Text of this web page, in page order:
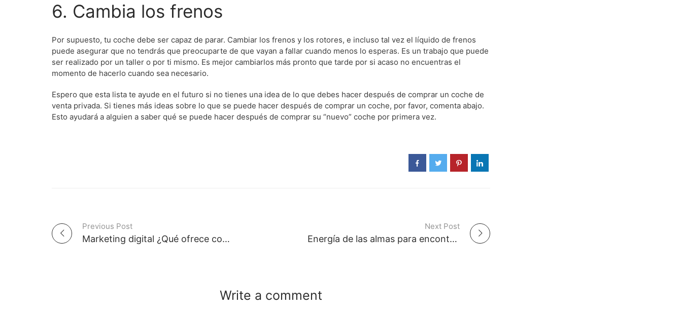
6. Cambia los frenos
Por supuesto, tu coche debe ser capaz de parar. Cambiar los frenos y los rotores, e incluso tal vez el líquido de frenos
puede asegurar que no tendrás que preocuparte de que vayan a fallar cuando menos lo esperas. Es un trabajo que puede
ser realizado por un taller o por ti mismo. Es mejor cambiarlos más pronto que tarde por si acaso no encuentras el
momento de hacerlo cuando sea necesario.
Espero que esta lista te ayude en el futuro si no tienes una idea de lo que debes hacer después de comprar un coche de
venta privada. Si tienes más ideas sobre lo que se puede hacer después de comprar un coche, por favor, comenta abajo.
Esto ayudará a alguien a saber qué se puede hacer después de comprar su “nuevo” coche por primera vez.
P
Previous Post
Marketing digital ¿Qué ofrece contratar una agencia?
Next Post
Energía de las almas para encontrar amor de verdad
Write a comment